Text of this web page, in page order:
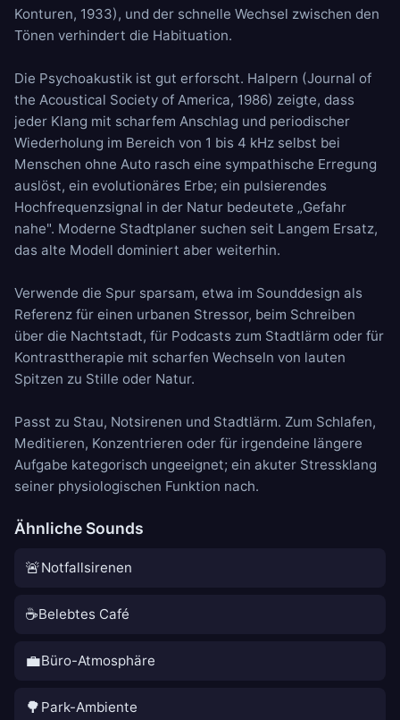
Konturen, 1933), und der schnelle Wechsel zwischen den
Tönen verhindert die Habituation.
Die Psychoakustik ist gut erforscht. Halpern (Journal of
the Acoustical Society of America, 1986) zeigte, dass
jeder Klang mit scharfem Anschlag und periodischer
Wiederholung im Bereich von 1 bis 4 kHz selbst bei
Menschen ohne Auto rasch eine sympathische Erregung
auslöst, ein evolutionäres Erbe; ein pulsierendes
Hochfrequenzsignal in der Natur bedeutete „Gefahr
nahe". Moderne Stadtplaner suchen seit Langem Ersatz,
das alte Modell dominiert aber weiterhin.
Verwende die Spur sparsam, etwa im Sounddesign als
Referenz für einen urbanen Stressor, beim Schreiben
über die Nachtstadt, für Podcasts zum Stadtlärm oder für
Kontrasttherapie mit scharfen Wechseln von lauten
Spitzen zu Stille oder Natur.
Passt zu Stau, Notsirenen und Stadtlärm. Zum Schlafen,
Meditieren, Konzentrieren oder für irgendeine längere
Aufgabe kategorisch ungeeignet; ein akuter Stressklang
seiner physiologischen Funktion nach.
Ähnliche Sounds
🚨Notfallsirenen
☕Belebtes Café
💼Büro-Atmosphäre
🌳 Park-Ambiente